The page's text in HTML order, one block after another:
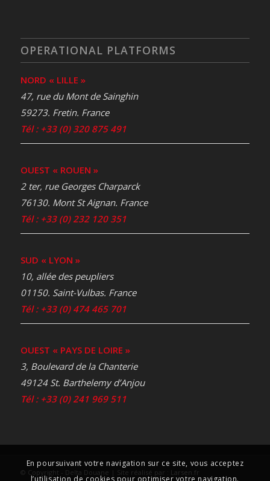
OPERATIONAL PLATFORMS
NORD « LILLE »
47, rue du Mont de Sainghin
59273. Fretin. France
Tél : +33 (0) 320 875 491
OUEST « ROUEN »
2 ter, rue Georges Charparck
76130. Mont St Aignan. France
Tél : +33 (0) 232 120 351
SUD « LYON »
10, allée des peupliers
01150. Saint-Vulbas. France
Tél : +33 (0) 474 465 701
OUEST « PAYS DE LOIRE »
3, Boulevard de la Chanterie
49124 St. Barthelemy d’Anjou
Tél : +33 (0) 241 969 511
© Copyright - Delta Douane | Site réalisé par : Larsen.fr
En poursuivant votre navigation sur ce site, vous acceptez
l’utilisation de cookies pour optimiser votre navigation.